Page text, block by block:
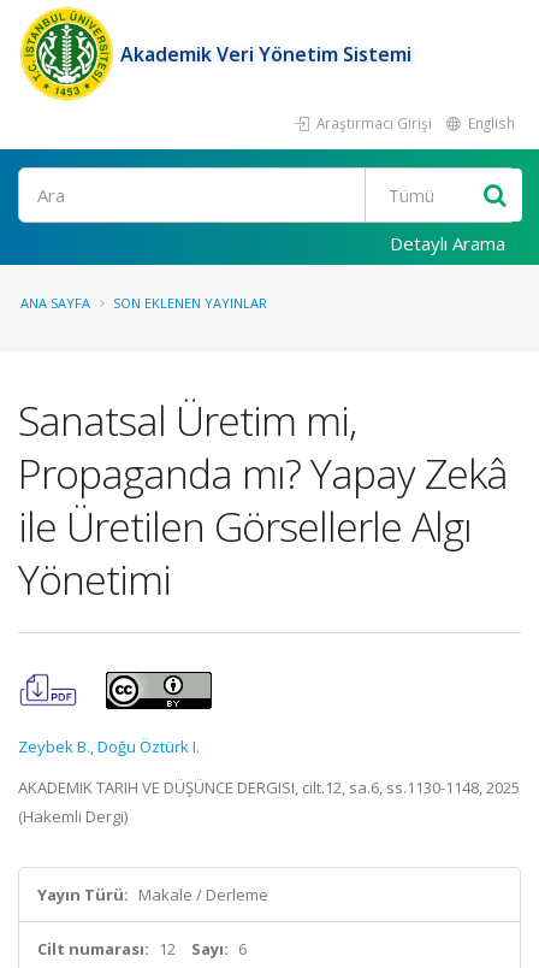
Akademik Veri Yönetim Sistemi
Araştırmacı Girişi English
Ara
Detaylı Arama
ANA SAYFA SON EKLENEN YAYINLAR
Sanatsal Üretim mi,
Propaganda mı? Yapay Zekâ
ile Üretilen Görsellerle Algı
Yönetimi
Zeybek B.,Doğu Öztürk I.
AKADEMIK TARIH VE DÜŞÜNCE DERGISI, cilt.12, sa.6, ss.1130-1148, 2025
(Hakemli Dergi)
Yayın Türü: Makale / Derleme
Cilt numarası: 12 Sayı: 6